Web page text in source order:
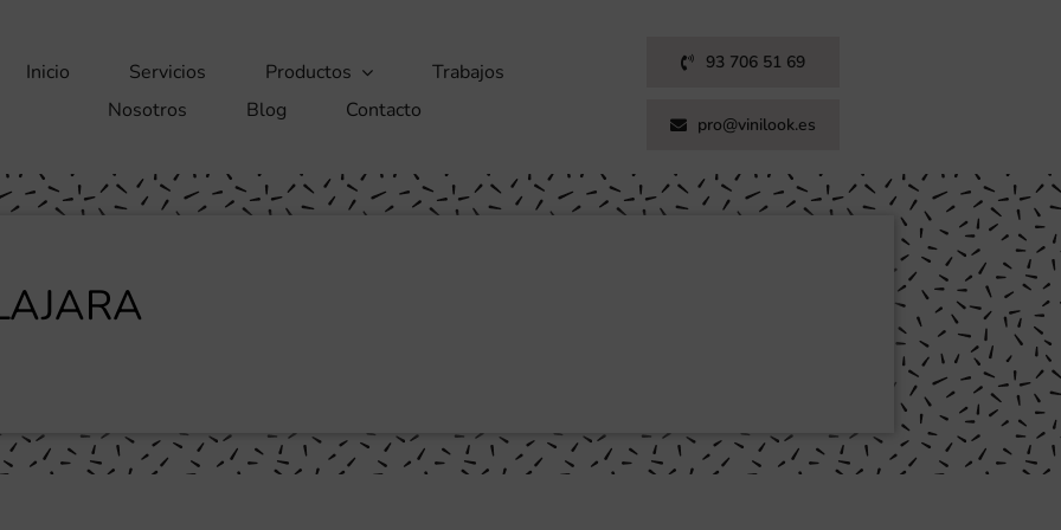
Inicio Servicios Productos
Trabajos
Nosotros
Blog Contacto
93 706 51 69
pro@vinilook.es